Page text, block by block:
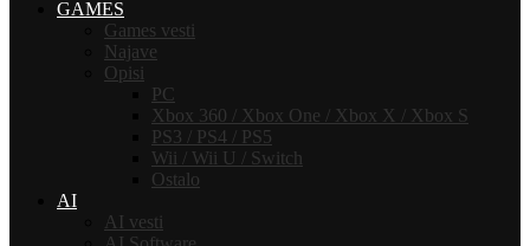
GAMES
Games vesti
Najave
Opisi
PC
Xbox 360 / Xbox One / Xbox X / Xbox S
PS3 / PS4 / PS5
Wii / Wii U / Switch
Ostalo
AI
AI vesti